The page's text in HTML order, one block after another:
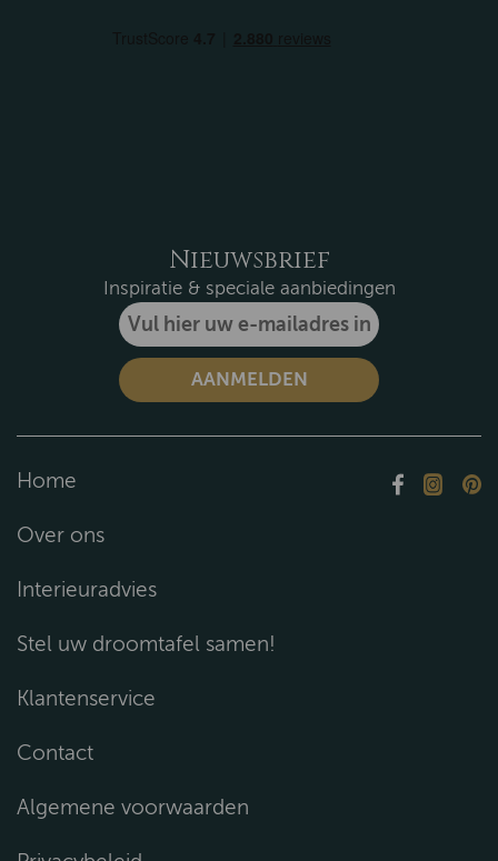
Nieuwsbrief
Inspiratie & speciale aanbiedingen
Home
Over ons
Interieuradvies
Stel uw droomtafel samen!
Klantenservice
Contact
Algemene voorwaarden